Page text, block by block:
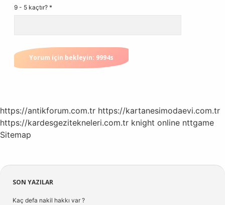
9 - 5 kaçtır? *
https://antikforum.com.tr https://kartanesimodaevi.com.tr
https://kardesgezitekneleri.com.tr knight online nttgame
Sitemap
Sidebar
SON YAZILAR
Kaç defa nakil hakkı var ?